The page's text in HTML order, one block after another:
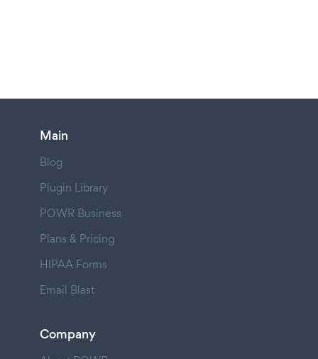
Main
Blog
Plugin Library
POWR Business
Plans & Pricing
HIPAA Forms
Email Blast
Company